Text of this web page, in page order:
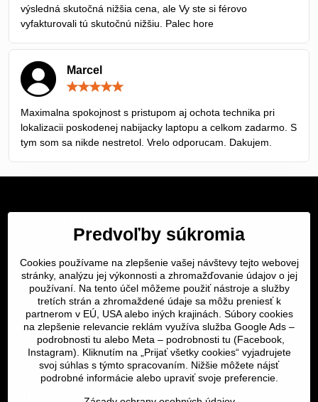
výsledná skutočná nižšia cena, ale Vy ste si férovo
vyfakturovali tú skutočnú nižšiu. Palec hore
Marcel
5
Maximalna spokojnost s pristupom aj ochota technika pri
lokalizacii poskodenej nabijacky laptopu a celkom zadarmo. S
tym som sa nikde nestretol. Vrelo odporucam. Dakujem.
Servis Bratislava
Servis Košice
Dôležité odkazy
SERVIS KURIÉROM
Servis a oprava | slovit.sk
Predvoľby súkromia
Cookies používame na zlepšenie vašej návštevy tejto webovej
stránky, analýzu jej výkonnosti a zhromažďovanie údajov o jej
používaní. Na tento účel môžeme použiť nástroje a služby
tretích strán a zhromaždené údaje sa môžu preniesť k
partnerom v EÚ, USA alebo iných krajinách. Súbory cookies
na zlepšenie relevancie reklám využíva služba Google Ads –
podrobnosti tu alebo Meta – podrobnosti tu (Facebook,
Instagram). Kliknutím na „Prijať všetky cookies“ vyjadrujete
svoj súhlas s týmto spracovaním. Nižšie môžete nájsť
podrobné informácie alebo upraviť svoje preferencie.